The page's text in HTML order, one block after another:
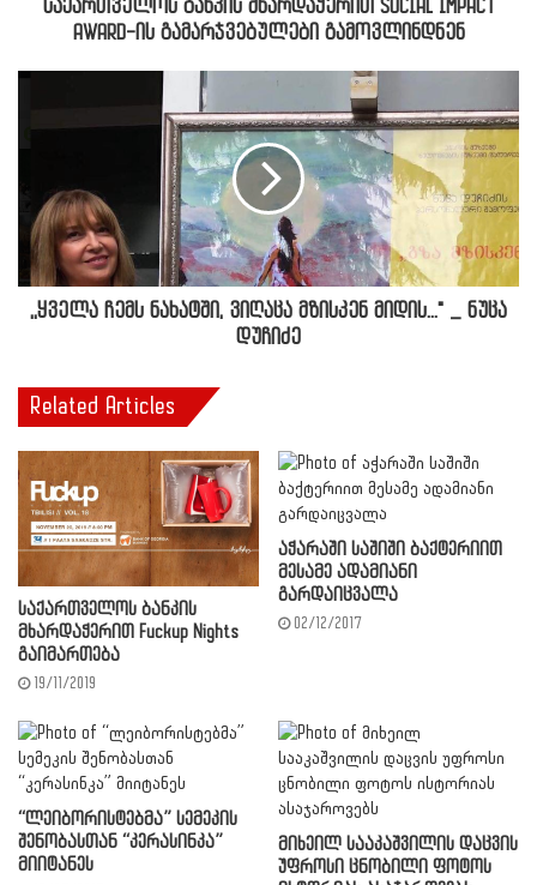
საქართველოს ბანკის მხარდაჭერით SOCIAL IMPACT
AWARD-ის გამარჯვებულები გამოვლინდნენ
,,ყველა ჩემს ნახატში, ვიღაცა მზისკენ მიდის..." _ ნუცა
დუჩიძე
Related Articles
საქართველოს ბანკის
მხარდაჭერით Fuckup Nights
გაიმართება
19/11/2019
აჭარაში საშიში ბაქტერიით
მესამე ადამიანი
გარდაიცვალა
02/12/2017
“ლეიბორისტებმა” სემეკის
შენობასთან “კერასინკა”
მიიტანეს
მიხეილ სააკაშვილის დაცვის
უფროსი ცნობილი ფოტოს